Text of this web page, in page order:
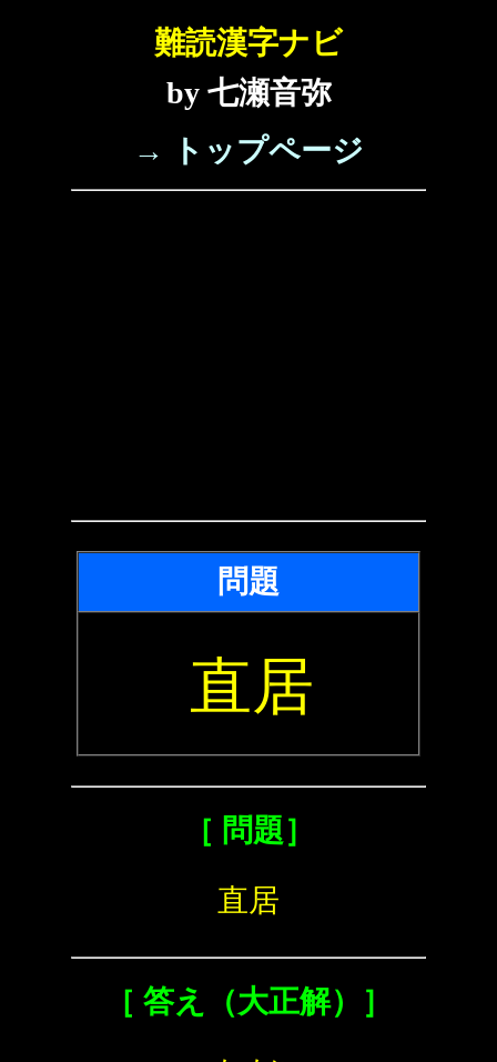
難読漢字ナビ
by 七瀬音弥
→ トップページ
問題
直居
［ 問題］
直居
［ 答え（大正解）］